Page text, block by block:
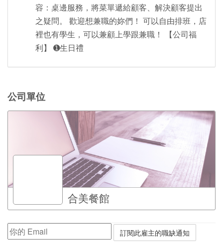
容：桌邊服務，將菜單遞給顧客、解決顧客提出
之疑問。 歡迎想兼職的妳們！ 可以自由排班，店
裡也有學生，可以兼顧上學跟兼職！ 【公司福
利】 ➊生日禮
公司單位
合美餐館